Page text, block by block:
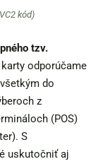
kód)
tzv.
odporúčame
do
z
(POS)
S
uskutočniť aj